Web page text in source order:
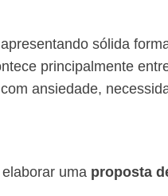
sólida
principalmente
ansiedade,
uma proposta